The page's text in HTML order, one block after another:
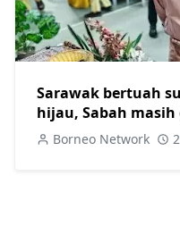
Sarawak bertuah
hijau, Sabah
elektrik
Borneo Network